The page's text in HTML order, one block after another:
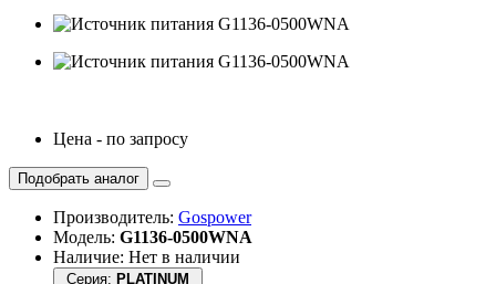
Цена - по запросу
Подобрать аналог
Производитель: Gospower
Модель: G1136-0500WNA
Наличие: Нет в наличии
Серия: